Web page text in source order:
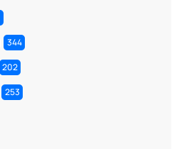
344
202
253